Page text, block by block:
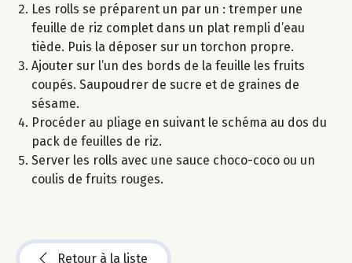
Les rolls se préparent un par un : tremper une
feuille de riz complet dans un plat rempli d’eau
tiède. Puis la déposer sur un torchon propre.
Ajouter sur l’un des bords de la feuille les fruits
coupés. Saupoudrer de sucre et de graines de
sésame.
Procéder au pliage en suivant le schéma au dos du
pack de feuilles de riz.
Server les rolls avec une sauce choco-coco ou un
coulis de fruits rouges.
Retour à la liste